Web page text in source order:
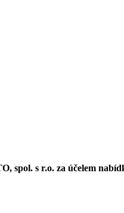
spol. s r.o. za účelem